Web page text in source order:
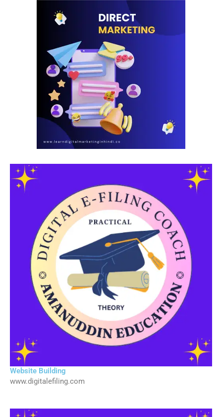
Website Building
www.digitalefiling.com